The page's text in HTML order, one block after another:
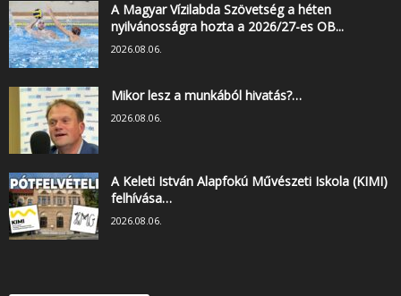
A Magyar Vízilabda Szövetség a héten
nyilvánosságra hozta a 2026/27-es OB...
2026.08.06.
Mikor lesz a munkából hivatás?…
2026.08.06.
A Keleti István Alapfokú Művészeti Iskola (KIMI)
felhívása…
2026.08.06.